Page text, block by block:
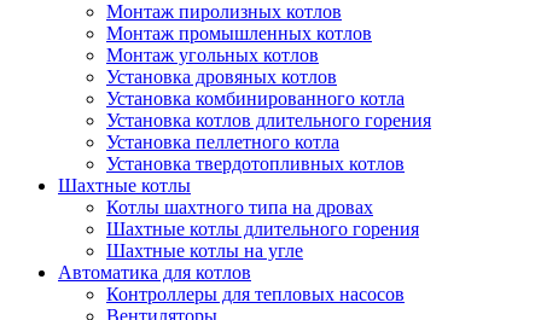
Монтаж пиролизных котлов
Монтаж промышленных котлов
Монтаж угольных котлов
Установка дровяных котлов
Установка комбинированного котла
Установка котлов длительного горения
Установка пеллетного котла
Установка твердотопливных котлов
Шахтные котлы
Котлы шахтного типа на дровах
Шахтные котлы длительного горения
Шахтные котлы на угле
Автоматика для котлов
Контроллеры для тепловых насосов
Вентиляторы